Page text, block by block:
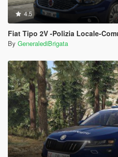
4.5
Fiat Tipo 2V -Polizia Locale-
By GeneralediBrigata